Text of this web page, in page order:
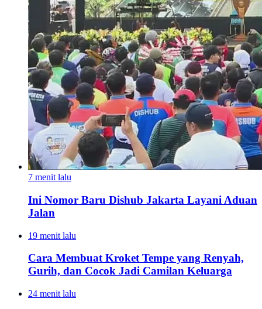
7 menit lalu
Ini Nomor Baru Dishub Jakarta Layani Aduan
Jalan
19 menit lalu
Cara Membuat Kroket Tempe yang Renyah,
Gurih, dan Cocok Jadi Camilan Keluarga
24 menit lalu